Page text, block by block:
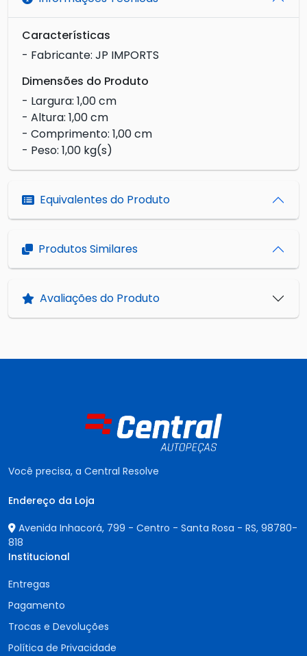
Características
- Fabricante: JP IMPORTS
Dimensões do Produto
- Largura: 1,00 cm
- Altura: 1,00 cm
- Comprimento: 1,00 cm
- Peso: 1,00 kg(s)
Equivalentes do Produto
Produtos Similares
Avaliações do Produto
Você precisa, a Central Resolve
Endereço da Loja
Avenida Inhacorá, 799 - Centro - Santa Rosa - RS, 98780-
818
Institucional
Entregas
Pagamento
Trocas e Devoluções
Política de Privacidade